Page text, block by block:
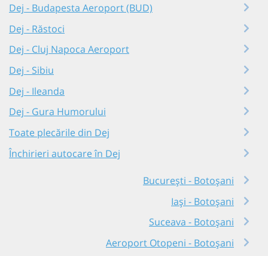
Dej - Budapesta Aeroport (BUD)
Dej - Răstoci
Dej - Cluj Napoca Aeroport
Dej - Sibiu
Dej - Ileanda
Dej - Gura Humorului
Toate plecările din Dej
Închirieri autocare în Dej
București - Botoșani
Iași - Botoșani
Suceava - Botoșani
Aeroport Otopeni - Botoșani